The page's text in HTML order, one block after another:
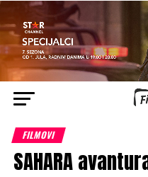
FILMOVI
SAHARA